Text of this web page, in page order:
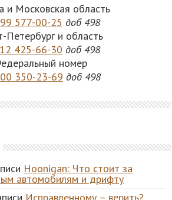
и Московская область
577-00-25 доб 498
Петербург и область
425-66-30 доб 498
номер
350-23-69 доб 498
Hoonigan: Что стоит за
автомобилям и дрифту